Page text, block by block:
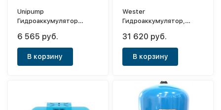
Unipump
Гидроаккумулятор
(мембрана EPDM)
6 565 руб.
В корзину
Wester
Гидроаккумулятор,
(16 бар) 2-14-0264
31 620 руб.
В корзину